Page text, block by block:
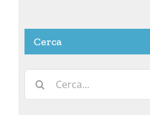
Cerca
per: